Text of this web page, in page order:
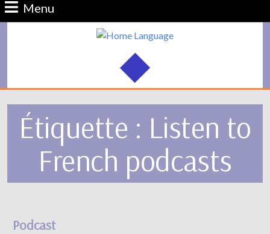
Menu
Étiquette : Listen to
French podcasts
Podcast